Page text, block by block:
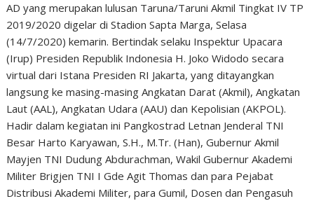
AD yang merupakan lulusan Taruna/Taruni Akmil Tingkat IV TP
2019/2020 digelar di Stadion Sapta Marga, Selasa
(14/7/2020) kemarin. Bertindak selaku Inspektur Upacara
(Irup) Presiden Republik Indonesia H. Joko Widodo secara
virtual dari Istana Presiden RI Jakarta, yang ditayangkan
langsung ke masing-masing Angkatan Darat (Akmil), Angkatan
Laut (AAL), Angkatan Udara (AAU) dan Kepolisian (AKPOL).
Hadir dalam kegiatan ini Pangkostrad Letnan Jenderal TNI
Besar Harto Karyawan, S.H., M.Tr. (Han), Gubernur Akmil
Mayjen TNI Dudung Abdurachman, Wakil Gubernur Akademi
Militer Brigjen TNI I Gde Agit Thomas dan para Pejabat
Distribusi Akademi Militer, para Gumil, Dosen dan Pengasuh